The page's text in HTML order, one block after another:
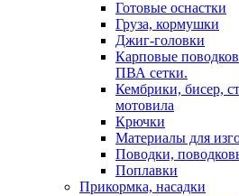
Готовые оснастки
Груза, кормушки
Джиг-головки
Карповые
ПВА сетки.
Кембрики, бисер,
мотовила
Крючки
Материалы для
Поводки,
Поплавки
Прикормка, насадки